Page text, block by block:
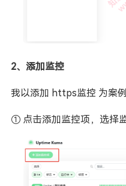
2、添加监控
我以添加 https监控 为案
① 点击添加监控项，选择